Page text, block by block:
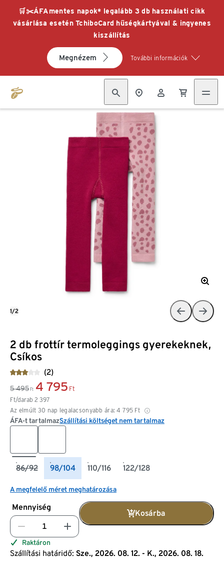
🛒✂️ÁFAmentes napok* legalább 3 db használati cikk
vásárlása esetén TchiboCard hűségkártyával & ingyenes
kiszállítás
Megnézem További információk
2 db frottír termoleggings gyerekeknek,
Csíkos
(2)
5 495 Ft 4 795 Ft
Ft/darab 2 397
Az elmúlt 30 nap legalacsonyabb ára: 4 795 Ft
ÁFA-t tartalmazSzállítási költséget nem tartalmaz
86/92 98/104 110/116 122/128
A megfelelő méret meghatározása
Mennyiség
Kosárba
Raktáron
Szállítási határidő: Sze., 2026. 08. 12. - K., 2026. 08. 18.
1/2